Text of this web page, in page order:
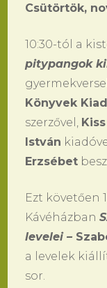
Csütörtök,
10:30-tól a
pitypangok
Könyvek
szerzővel,
István
Erzsébet
Ezt követően
Kávéházban
levelei –
a levelek
sor.